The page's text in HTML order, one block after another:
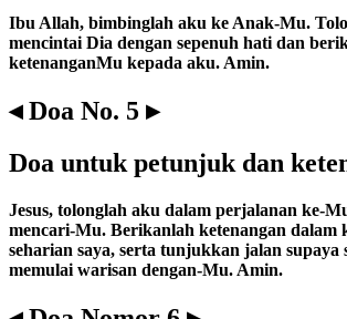
Ibu Allah, bimbinglah aku ke Anak-Mu.
mencintai Dia dengan sepenuh hati dan
ketenanganMu kepada aku. Amin.
◂ Doa No. 5 ▸
Doa untuk petunjuk dan
Jesus, tolonglah aku dalam perjalanan ke-
mencari-Mu. Berikanlah ketenangan dalam
seharian saya, serta tunjukkan jalan supaya
memulai warisan dengan-Mu. Amin.